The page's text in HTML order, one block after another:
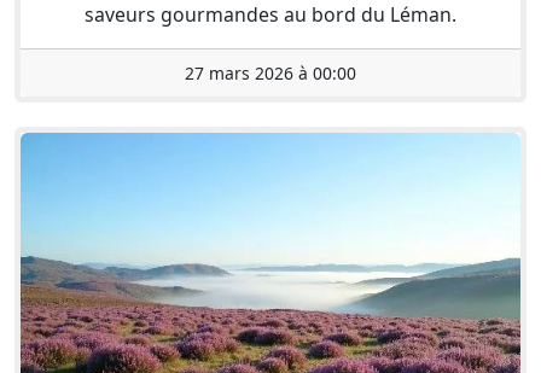
saveurs gourmandes au bord du Léman.
27 mars 2026 à 00:00